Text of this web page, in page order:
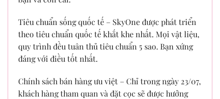
Tiêu chuẩn sống quốc tế – SkyOne được phát triển
theo tiêu chuẩn quốc tế khắt khe nhất. Mọi vật liệu,
quy trình đều tuân thủ tiêu chuẩn 5 sao. Bạn xứng
đáng với điều tốt nhất.
Chính sách bán hàng ưu việt – Chỉ trong ngày 23/07,
khách hàng tham quan và đặt cọc sẽ được hưởng